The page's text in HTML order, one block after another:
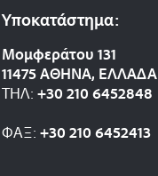
Υποκατάστημα:
Μομφεράτου 131
11475 ΑΘΗΝΑ, ΕΛΛΑΔΑ
ΤΗΛ: +30 210 6452848
ΦΑΞ: +30 210 6452413